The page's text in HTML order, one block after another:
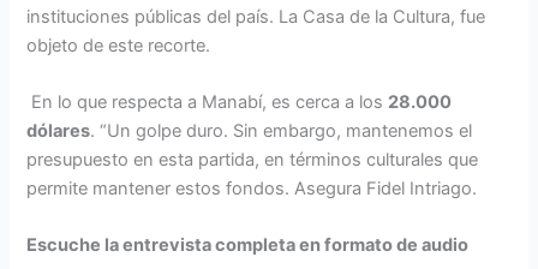
instituciones públicas del país. La Casa de la Cultura, fue
objeto de este recorte.
En lo que respecta a Manabí, es cerca a los 28.000
dólares. “Un golpe duro. Sin embargo, mantenemos el
presupuesto en esta partida, en términos culturales que
permite mantener estos fondos. Asegura Fidel Intriago.
Escuche la entrevista completa en formato de audio